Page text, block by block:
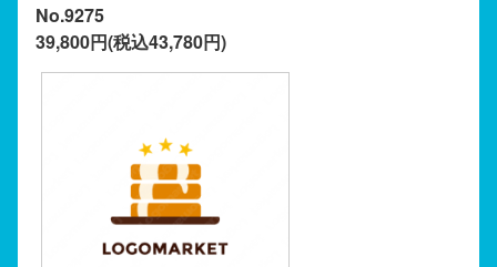
No.9275
39,800円(税込43,780円)